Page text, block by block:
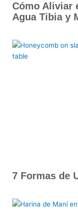
Cómo Aliviar
Agua Tibia y
7 Formas de